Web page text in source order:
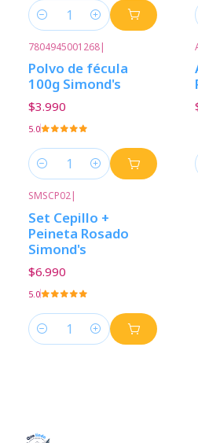
Cantidad
7804945001268|
Polvo de fécula
100g Simond's
$3.990
5.0
Cantidad
SMSCP02|
Set Cepillo +
Peineta Rosado
Simond's
$6.990
5.0
Cantidad